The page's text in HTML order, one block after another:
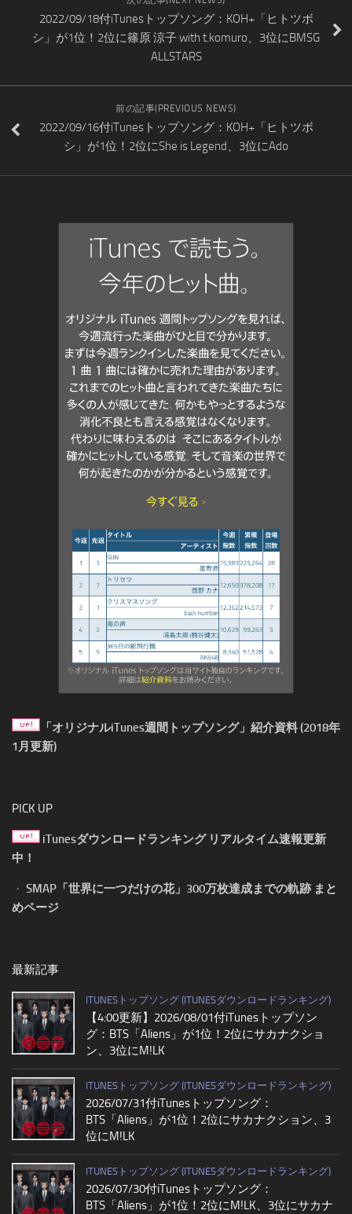
2022/09/18付iTunesトップソング：KOH+「ヒトツボ
シ」が1位！2位に篠原 涼子 with t.komuro、3位にBMSG
ALLSTARS
前の記事(PREVIOUS NEWS)
2022/09/16付iTunesトップソング：KOH+「ヒトツボ
シ」が1位！2位にShe is Legend、3位にAdo
「オリジナルiTunes週間トップソング」紹介資料 (2018年
1月更新)
PICK UP
iTunesダウンロードランキング リアルタイム速報更新
中！
・ SMAP「世界に一つだけの花」300万枚達成までの軌跡 まと
めページ
最新記事
ITUNESトップソング (ITUNESダウンロードランキング)
【4:00更新】2026/08/01付iTunesトップソン
グ：BTS「Aliens」が1位！2位にサカナクショ
ン、3位にM!LK
ITUNESトップソング (ITUNESダウンロードランキング)
2026/07/31付iTunesトップソング：
BTS「Aliens」が1位！2位にサカナクション、3
位にM!LK
ITUNESトップソング (ITUNESダウンロードランキング)
2026/07/30付iTunesトップソング：
BTS「Aliens」が1位！2位にM!LK、3位にサカナ